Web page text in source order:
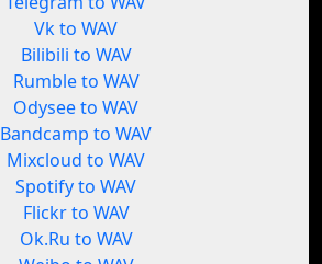
Vk to WAV
Bilibili to WAV
Rumble to WAV
Odysee to WAV
Bandcamp to WAV
Mixcloud to WAV
Spotify to WAV
Flickr to WAV
Ok.Ru to WAV